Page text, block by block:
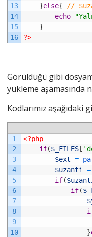
13
14
15
16
}else{
//
echo
}
?>
Görüldüğü gibi
yükleme aşamasında
Kodlarımız aşağıdaki
1
2
3
4
5
6
7
8
9
10
<?php
if($_FILES [
$ext =
$uzanti
=
if(
if(
}